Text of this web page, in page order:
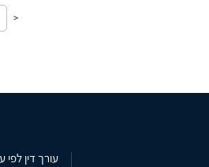
עורך דין לפי